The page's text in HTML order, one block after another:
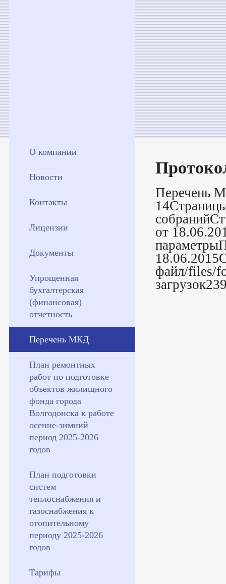
О компании
Новости
Контакты
Лицензии
Документы
Упрощенная
бухгалтерская
(финансовая)
отчетность
Перечень МКД
План ремонтных
работ по подготовке
объектов жилищного
фонда города
Волгодонска к работе
осенне-зимний
период 2025-2026
годов
План подготовки
систем
теплоснабжения и
газоснабжения к
отопительному
периоду 2025-2026
годов
Тарифы
Перечень
от
файл/files/